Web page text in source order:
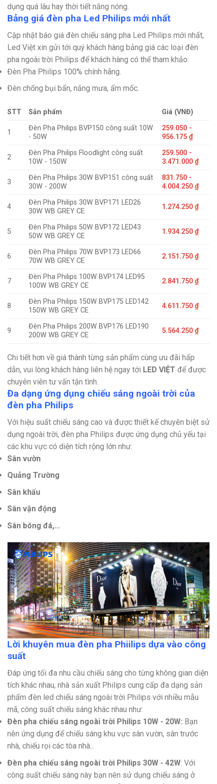
dụng quá lâu hay thời tiết nắng nóng.
Bảng giá đèn pha Led Philips mới nhất
Cập nhật báo giá đèn chiếu sáng pha Led Philips mới nhất,
Led Việt xin gửi tới quý khách hàng bảng giá các loại đèn
pha ngoài trời Philips để khách hàng có thể tham khảo:
Đèn Pha Philips 100% chính hãng.
Đèn chống bụi bẩn, nắng mưa, ẩm mốc.
STT Sản phẩm Giá (VNĐ)
1
Đèn Pha Philips BVP150 công suất 10W
- 50W
259.050 -
956.175 ₫
2
Đèn Pha Philips Floodlight công suất
10W - 150W
259.500 -
3.471.000 ₫
3
Đèn Pha Philips 30W BVP151 công suất
30W - 200W
831.750 -
4.004.250 ₫
4
Đèn Pha Philips 30W BVP171 LED26
30W WB GREY CE
1.274.250 ₫
5
Đèn Pha Philips 50W BVP172 LED43
50W WB GREY CE
1.934.250 ₫
6
Đèn Pha Philips 70W BVP173 LED66
70W WB GREY CE
2.151.750 ₫
7
Đèn Pha Philips 100W BVP174 LED95
100W WB GREY CE
2.841.750 ₫
8
Đèn Pha Philips 150W BVP175 LED142
150W WB GREY CE
4.611.750 ₫
9
Đèn Pha Philips 200W BVP176 LED190
200W WB GREY CE
5.564.250 ₫
Chi tiết hơn về giá thành từng sản phẩm cùng ưu đãi hấp
dẫn, vui lòng khách hàng liên hệ ngay tới LED VIỆT để được
chuyên viên tư vấn tận tình.
Đa dạng ứng dụng chiếu sáng ngoài trời của
đèn pha Philips
Với hiệu suất chiếu sáng cao và được thiết kế chuyên biệt sử
dụng ngoài trời, đèn pha Philips được ứng dụng chủ yếu tại
các khu vực có diện tích rộng lớn như:
Sân vườn
Quảng Trường
Sân khấu
Sân vận động
Sân bóng đá,...
Lời khuyên mua đèn pha Phiilips dựa vào công
suất
Đáp ứng tối đa nhu cầu chiếu sáng cho từng không gian diện
tích khác nhau, nhà sản xuất Philips cung cấp đa dạng sản
phẩm đèn led chiếu sáng ngoài trời Philips với nhiều mẫu
mã, công suất chiếu sáng khác nhau như:
Đèn pha chiếu sáng ngoài trời Philips 10W - 20W: Bạn
nên ứng dụng để chiếu sáng khu vực sân vườn, sân trước
nhà, chiếu rọi các tòa nhà...
Đèn pha chiếu sáng ngoài trời Philips 30W - 42W: Với
công suất chiếu sáng này bạn nên sử dụng chiếu sáng ở